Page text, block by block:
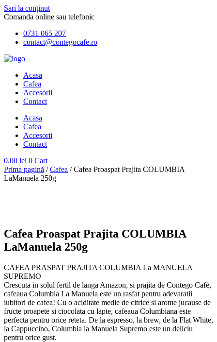
Sari la conținut
Comanda online sau telefonic
0731 065 207
contact@contegocafe.ro
Acasa
Cafea
Accesorii
Contact
Acasa
Cafea
Accesorii
Contact
0.00 lei 0 Cart
Prima pagină /Cafea / Cafea Proaspat Prajita COLUMBIA
LaManuela 250g
Cafea Proaspat Prajita COLUMBIA
LaManuela 250g
CAFEA PRASPAT PRAJITA COLUMBIA La MANUELA
SUPREMO
Crescuta in solul fertil de langa Amazon, si prajita de Contego Café,
cafeaua Columbia La Manuela este un rasfat pentru adevaratii
iubitori de cafea! Cu o aciditate medie de citrice si arome jucause de
fructe proapete si ciocolata cu lapte, cafeaua Columbiana este
perfecta pentru orice reteta. De la espresso, la brew, de la Flat White,
la Cappuccino, Columbia la Manuela Supremo este un deliciu
pentru orice gust.